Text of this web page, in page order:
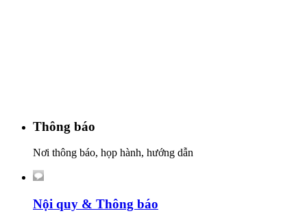
Thông báo
Nơi thông báo, họp hành, hướng dẫn
Nội quy & Thông báo